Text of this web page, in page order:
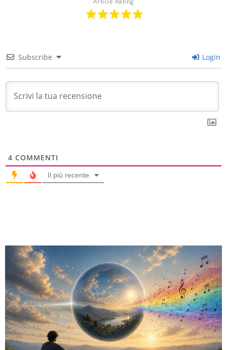
Subscribe Login
4 COMMENTI
Il più recente